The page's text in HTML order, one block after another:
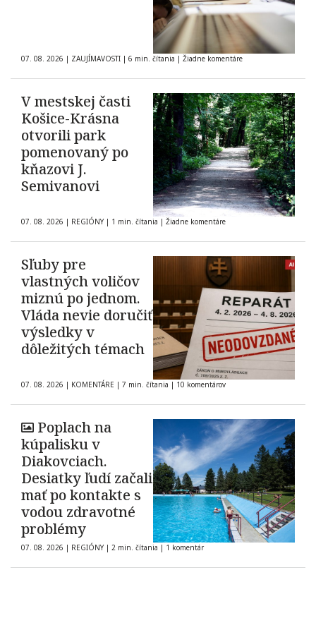
07. 08. 2026 | ZAUJÍMAVOSTI | 6 min. čítania | Žiadne komentáre
V mestskej časti
Košice-Krásna
otvorili park
pomenovaný po
kňazovi J.
Semivanovi
07. 08. 2026 | REGIÓNY | 1 min. čítania | Žiadne komentáre
Sľuby pre
vlastných voličov
miznú po jednom.
Vláda nevie doručiť
výsledky v
dôležitých témach
07. 08. 2026 | KOMENTÁRE | 7 min. čítania | 10 komentárov
Poplach na
kúpalisku v
Diakovciach.
Desiatky ľudí začali
mať po kontakte s
vodou zdravotné
problémy
07. 08. 2026 | REGIÓNY | 2 min. čítania | 1 komentár